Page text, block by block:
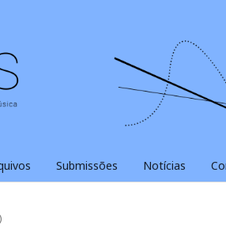
Submissões Notícias